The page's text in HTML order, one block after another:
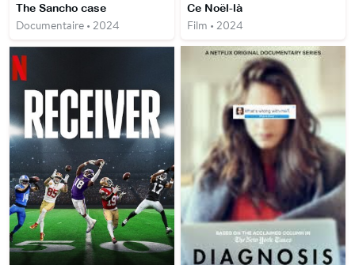
The Sancho case
Documentaire • 2024
Ce Noël-là
Film • 2024